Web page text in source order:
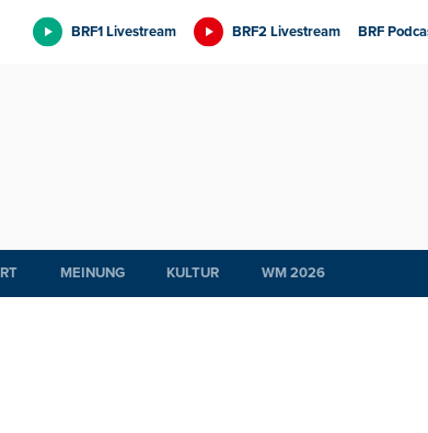
BRF1 Livestream BRF2 Livestream BRF
MEINUNG KULTUR WM 2026